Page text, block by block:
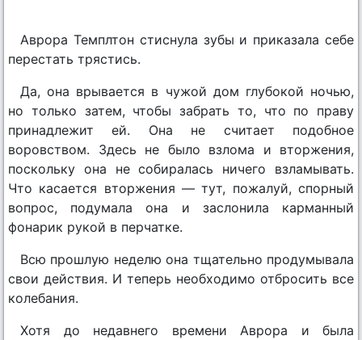
Аврора Темплтон стиснула зубы и приказала себе
перестать трястись.
Да, она врывается в чужой дом глубокой ночью,
но только затем, чтобы забрать то, что по праву
принадлежит ей. Она не считает подобное
воровством. Здесь не было взлома и вторжения,
поскольку она не собиралась ничего взламывать.
Что касается вторжения — тут, пожалуй, спорный
вопрос, подумала она и заслонила карманный
фонарик рукой в перчатке.
Всю прошлую неделю она тщательно продумывала
свои действия. И теперь необходимо отбросить все
колебания.
Хотя до недавнего времени Аврора и была